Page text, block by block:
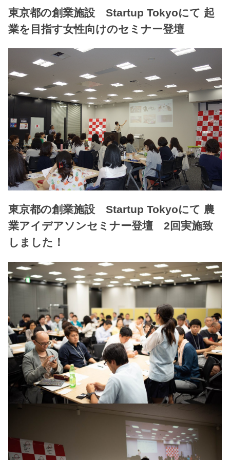
東京都の創業施設 Startup Tokyoにて 起
業を目指す女性向けのセミナー登壇
東京都の創業施設 Startup Tokyoにて 農
業アイデアソンセミナー登壇 2回実施致
しました！